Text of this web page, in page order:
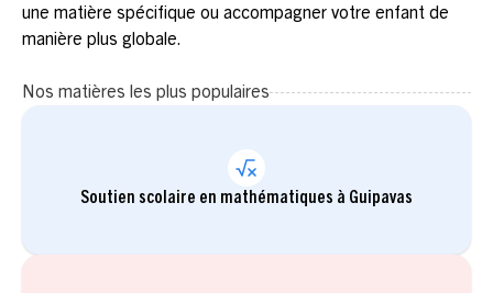
une matière spécifique ou accompagner votre enfant de
manière plus globale.
Nos matières les plus populaires
Soutien scolaire en mathématiques à Guipavas